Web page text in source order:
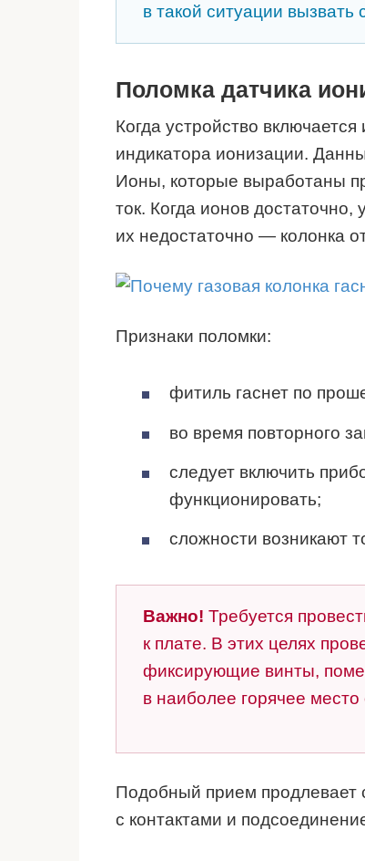
в такой ситуации вызвать
Поломка датчика
Когда устройство
индикатора ионизации.
Ионы, которые выработаны
ток. Когда ионов достаточно,
их недостаточно — колонка
Признаки поломки:
фитиль гаснет по
во время повторного
следует включить
функционировать;
сложности возникают
Важно! Требуется
к плате. В этих целях
фиксирующие винты,
в наиболее горячее место
Подобный прием продлевает
с контактами и